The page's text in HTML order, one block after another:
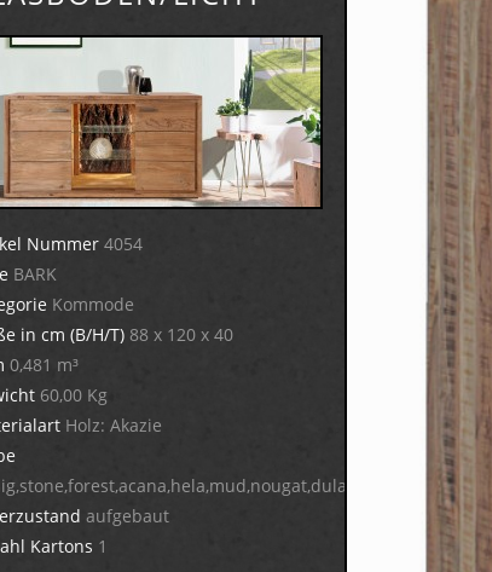
Nummer 4054
BARK
Kommode
in cm (B/H/T) 88 x 120 x 40
0,481 m³
60,00 Kg
Holz: Akazie
aufgebaut
Kartons 1